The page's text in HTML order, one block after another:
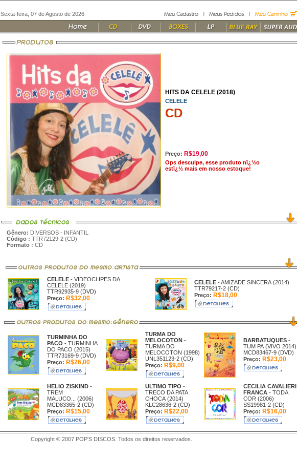
Sexta-feira, 07 de Agosto de 2026
HITS DA CELELE (2018)
CELELE
CD
Preço: R$19,00
Ops desculpe, esse produto nï¿½o
estï¿½ mais em nosso estoque!
Gênero: DIVERSOS - INFANTIL
Código : TTR72129-2 (CD)
Formato : CD
CELELE - VIDEOCLIPES DA
CELELE (2019)
TTR92935-9 (DVD)
Preço: R$32,00
CELELE - AMIZADE SINCERA (2014)
TTR79217-2 (CD)
Preço: R$18,00
TURMINHA DO
PACO - TURMINHA
DO PACO (2015)
TTR73169-9 (DVD)
Preço: R$26,00
TURMA DO
MELOCOTON -
TURMA DO
MELOCOTON (1998)
UNL351123-2 (CD)
Preço: R$9,00
BARBATUQUES -
TUM PA (VIVO 2014)
MCD83467-9 (DVD)
Preço: R$23,00
HELIO ZISKIND -
TREM
MALUCO... (2006)
MCD83365-2 (CD)
Preço: R$15,00
ULTIMO TIPO -
TRECO DA PATA
CHOCA (2014)
KLC28636-2 (CD)
Preço: R$22,00
CECILIA CAVALIERI
FRANCA- TODA
COR (2006)
SS19981-2 (CD)
Preço: R$16,00
Copyright © 2007 POP'S DISCOS. Todos os direitos reservados.